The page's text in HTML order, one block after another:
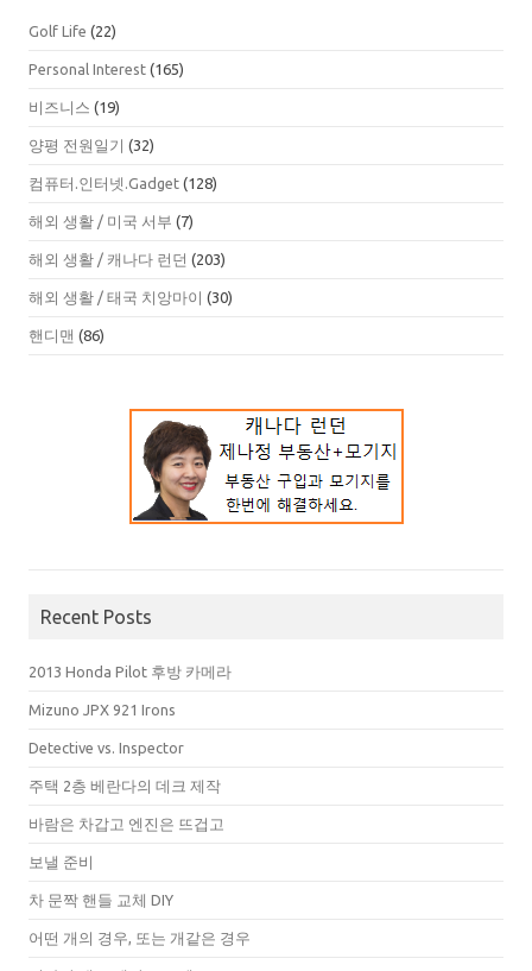
Golf Life (22)
Personal Interest (165)
비즈니스 (19)
양평 전원일기 (32)
컴퓨터.인터넷.Gadget (128)
해외 생활 / 미국 서부 (7)
해외 생활 / 캐나다 런던 (203)
해외 생활 / 태국 치앙마이 (30)
핸디맨 (86)
Recent Posts
2013 Honda Pilot 후방 카메라
Mizuno JPX 921 Irons
Detective vs. Inspector
주택 2층 베란다의 데크 제작
바람은 차갑고 엔진은 뜨겁고
보낼 준비
차 문짝 핸들 교체 DIY
어떤 개의 경우, 또는 개같은 경우